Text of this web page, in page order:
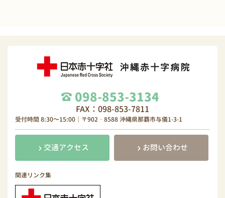
098-853-3134
FAX：098-853-7811
受付時間 8:30～15:00｜〒902‐8588 沖縄県那覇市与儀1-3-1
交通アクセス お問い合わせ
関連リンク集